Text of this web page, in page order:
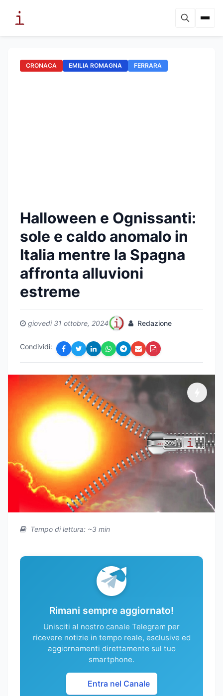
CRONACA EMILIA ROMAGNA FERRARA
Halloween e Ognissanti:
sole e caldo anomalo in
Italia mentre la Spagna
affronta alluvioni
estreme
giovedì 31 ottobre, 2024 Redazione
Condividi:
Tempo di lettura: ~3 min
Rimani sempre aggiornato!
Unisciti al nostro canale Telegram per
ricevere notizie in tempo reale, esclusive ed
aggiornamenti direttamente sul tuo
smartphone.
Entra nel Canale